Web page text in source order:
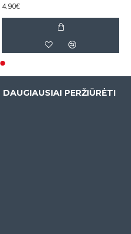
4.90€
DAUGIAUSIAI PERŽIŪRĖTI